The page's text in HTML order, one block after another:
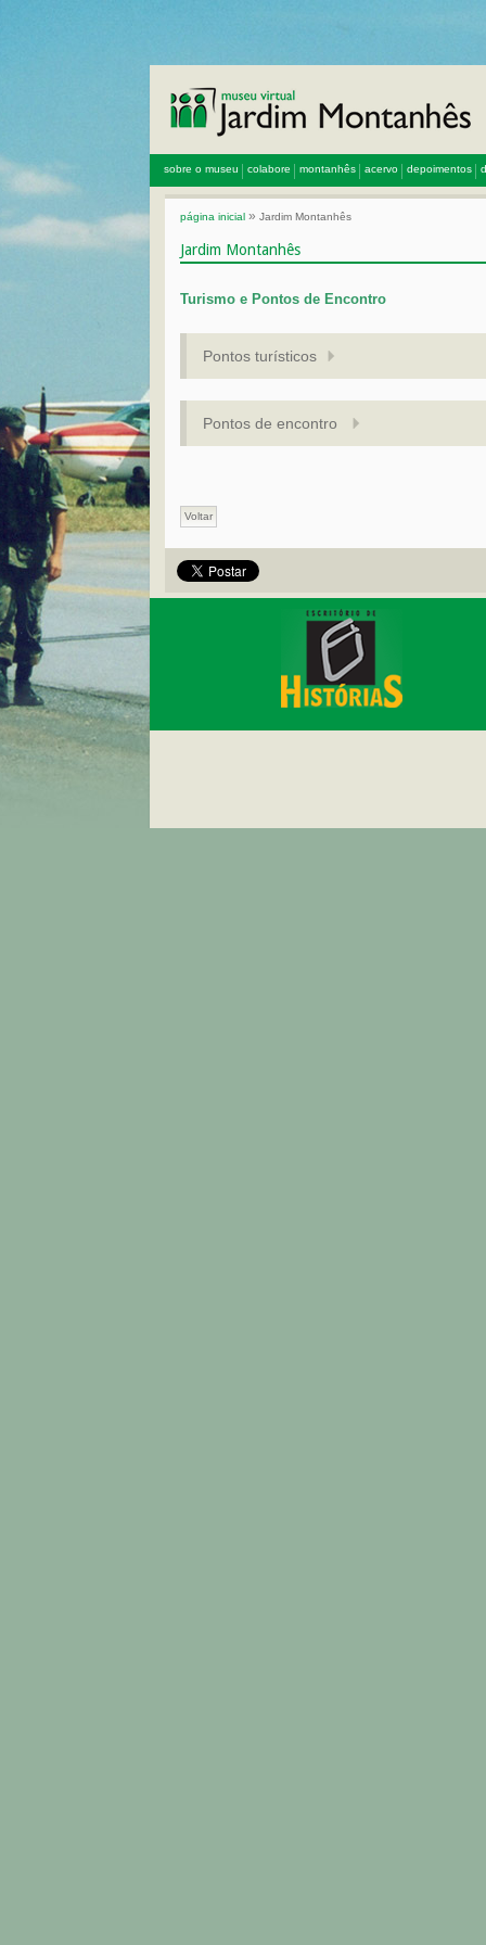
sobre o museu colabore montanhês acervo depoimentos
página inicial » Jardim Montanhês
Jardim Montanhês
Turismo e Pontos de Encontro
Pontos turísticos
Pontos de encontro
Voltar